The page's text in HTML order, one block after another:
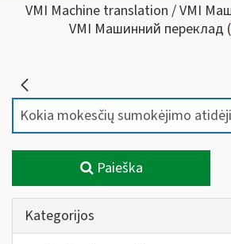
VMI Machine translation / VMI
VMI Машинний переклад (
Paieška
Kategorijos